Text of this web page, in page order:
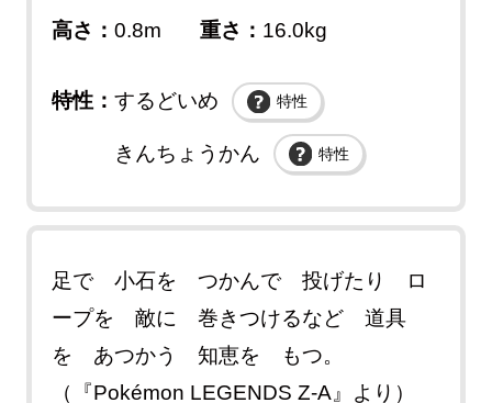
高さ： 0.8m 重さ： 16.0kg
特性： するどいめ 特性
きんちょうかん 特性
足で 小石を つかんで 投げたり ロ
ープを 敵に 巻きつけるなど 道具
を あつかう 知恵を もつ。
（『Pokémon LEGENDS Z-A』より）